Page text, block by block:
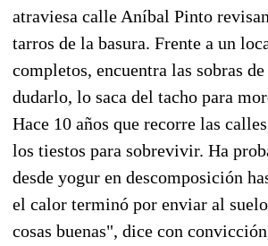
atraviesa calle Aníbal Pinto
tarros de la basura. Frente a un
completos, encuentra las sobras
dudarlo, lo saca del tacho para
Hace 10 años que recorre las
los tiestos para sobrevivir. Ha
desde yogur en descomposición
el calor terminó por enviar al
cosas buenas", dice con